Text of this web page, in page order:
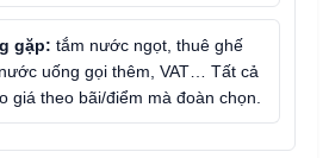
gặp: tắm nước ngọt, thuê ghế
uống gọi thêm, VAT… Tất cả
giá theo bãi/điểm mà đoàn chọn.